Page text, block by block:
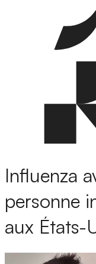
Influenza
personne
aux États-